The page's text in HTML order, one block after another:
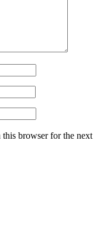
this browser for the next